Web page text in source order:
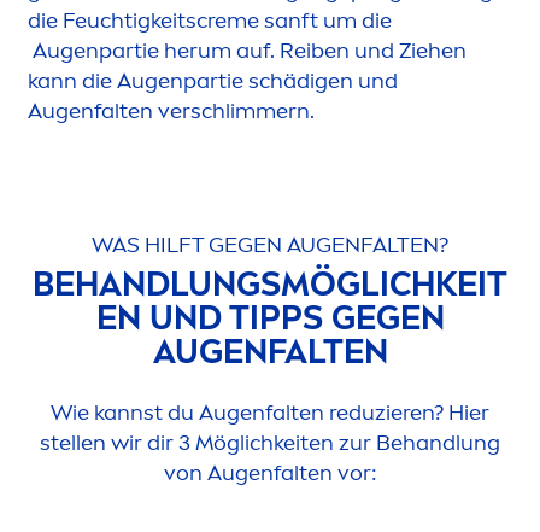
die Feuchtigkeitscremesanft um die
Augenpartie herum auf. Reiben und Ziehen
kann die Augenpartie schädigen und
Augenfalten verschlimmern.
WAS HILFT GEGEN AUGENFALTEN?
BEHANDLUNGSMÖGLICHKEIT
EN UND TIPPS GEGEN
AUGENFALTEN
Wie kannst du Augenfalten reduzieren? Hier
stellen wir dir 3 Möglichkeiten zur Behandlung
von Augenfalten vor: